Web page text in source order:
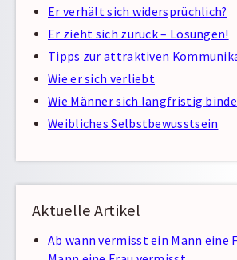
Er verhält sich widersprüchlich?
Er zieht sich zurück – Lösungen!
Tipps zur attraktiven
Wie er sich verliebt
Wie Männer sich langfristig
Weibliches Selbstbewusstsein
Aktuelle Artikel
Ab wann vermisst ein Mann eine